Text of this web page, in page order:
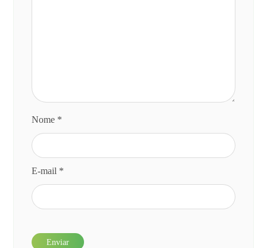
Nome *
E-mail *